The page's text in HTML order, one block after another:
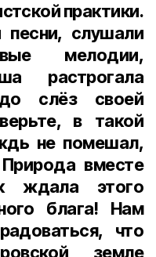
практики.
песни, слушали
мелодии,
растрогала
слёз своей
в такой
не помешал,
вместе
ждала этого
блага! Нам
что
земле